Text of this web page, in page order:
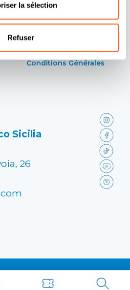
la sélection
RefuserPolitique de
Conditions Générales
Sicilia
26